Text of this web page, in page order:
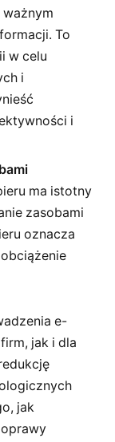
To
w celu
i
i
ma istotny
zasobami
oznacza
e-
jak i dla
jak